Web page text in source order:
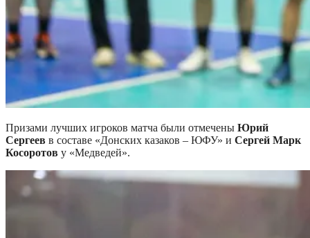
Призами лучших игроков матча были отмечены Юрий
Сергеев в составе «Донских казаков – ЮФУ» и Сергей Марк
Косоротов у «Медведей».